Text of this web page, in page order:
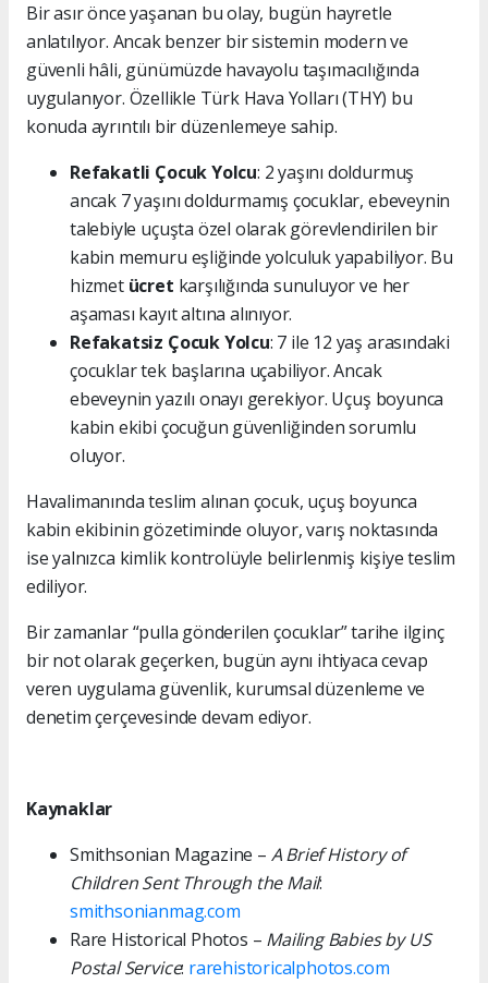
Bir asır önce yaşanan bu olay, bugün hayretle
anlatılıyor. Ancak benzer bir sistemin modern ve
güvenli hâli, günümüzde havayolu taşımacılığında
uygulanıyor. Özellikle Türk Hava Yolları (THY) bu
konuda ayrıntılı bir düzenlemeye sahip.
Refakatli Çocuk Yolcu: 2 yaşını doldurmuş
ancak 7 yaşını doldurmamış çocuklar, ebeveynin
talebiyle uçuşta özel olarak görevlendirilen bir
kabin memuru eşliğinde yolculuk yapabiliyor. Bu
hizmet ücret karşılığında sunuluyor ve her
aşaması kayıt altına alınıyor.
Refakatsiz Çocuk Yolcu: 7 ile 12 yaş arasındaki
çocuklar tek başlarına uçabiliyor. Ancak
ebeveynin yazılı onayı gerekiyor. Uçuş boyunca
kabin ekibi çocuğun güvenliğinden sorumlu
oluyor.
Havalimanında teslim alınan çocuk, uçuş boyunca
kabin ekibinin gözetiminde oluyor, varış noktasında
ise yalnızca kimlik kontrolüyle belirlenmiş kişiye teslim
ediliyor.
Bir zamanlar “pulla gönderilen çocuklar” tarihe ilginç
bir not olarak geçerken, bugün aynı ihtiyaca cevap
veren uygulama güvenlik, kurumsal düzenleme ve
denetim çerçevesinde devam ediyor.
Kaynaklar
Smithsonian Magazine – A Brief History of
Children Sent Through the Mail:
smithsonianmag.com
Rare Historical Photos – Mailing Babies by US
Postal Service: rarehistoricalphotos.com